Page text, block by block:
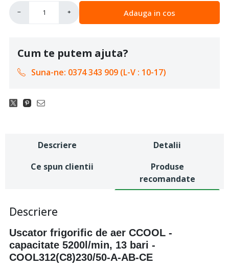
− + Adauga in cos
Cum te putem ajuta?
Suna-ne: 0374 343 909 (L-V : 10-17)
Descriere
Detalii
Ce spun clientii
Produse
recomandate
Descriere
Uscator frigorific de aer CCOOL -
capacitate 5200l/min, 13 bari -
COOL312(C8)230/50-A-AB-CE